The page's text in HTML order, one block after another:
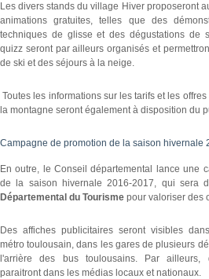
Les divers stands du village Hiver proposeront
animations gratuites, telles que des
techniques de glisse et des dégustations de
quizz seront par ailleurs organisés et
de ski et des séjours à la neige.
Toutes les informations sur les tarifs et les
la montagne seront également à disposition du
Campagne de promotion de la saison hivernale
En outre, le Conseil départemental lance une
de la saison hivernale 2016-2017, qui sera
Départemental du Tourisme pour valoriser des
Des affiches publicitaires seront visibles
métro toulousain, dans les gares de plusieurs
l'arrière des bus toulousains. Par ailleurs,
paraitront dans les médias locaux et nationaux.